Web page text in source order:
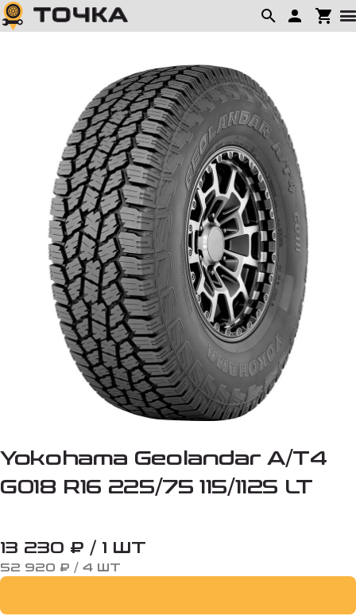
Yokohama Geolandar A/T4
G018 R16 225/75 115/112S LT
13 230 ₽ / 1 ШТ
52 920 ₽ / 4 ШТ